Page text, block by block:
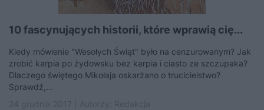
10 fascynujących historii, które wprawią cię...
Kiedy mówienie "Wesołych Świąt" było na cenzurowanym? Jak
zrobić karpia po żydowsku bez karpia i ciasto ze szczupaka?
Dlaczego świętego Mikołaja oskarżano o trucicielstwo?
Sprawdź,...